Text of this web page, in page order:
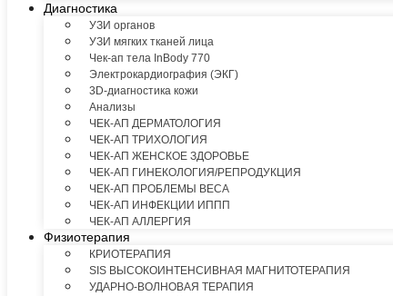
Диагностика
УЗИ органов
УЗИ мягких тканей лица
Чек-ап тела InBody 770
Электрокардиография (ЭКГ)
3D-диагностика кожи
Анализы
ЧЕК-АП ДЕРМАТОЛОГИЯ
ЧЕК-АП ТРИХОЛОГИЯ
ЧЕК-АП ЖЕНСКОЕ ЗДОРОВЬЕ
ЧЕК-АП ГИНЕКОЛОГИЯ/РЕПРОДУКЦИЯ
ЧЕК-АП ПРОБЛЕМЫ ВЕСА
ЧЕК-АП ИНФЕКЦИИ ИППП
ЧЕК-АП АЛЛЕРГИЯ
Физиотерапия
КРИОТЕРАПИЯ
SIS ВЫСОКОИНТЕНСИВНАЯ МАГНИТОТЕРАПИЯ
УДАРНО-ВОЛНОВАЯ ТЕРАПИЯ